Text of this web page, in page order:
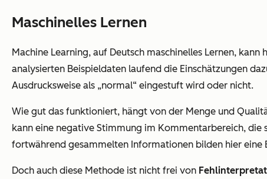
Maschinelles Lernen
Machine Learning, auf Deutsch maschinelles Lernen,
analysierten Beispieldaten laufend die Einschätzungen
Ausdrucksweise als „normal“ eingestuft wird oder nicht.
Wie gut das funktioniert, hängt von der Menge und
kann eine negative Stimmung im Kommentarbereich,
fortwährend gesammelten Informationen bilden hier eine
Doch auch diese Methode ist nicht frei von